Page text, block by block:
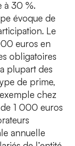
à 30 %.
évoque de
Le
euros en
obligatoires
plupart des
de prime,
chez
1 000 euros
annuelle